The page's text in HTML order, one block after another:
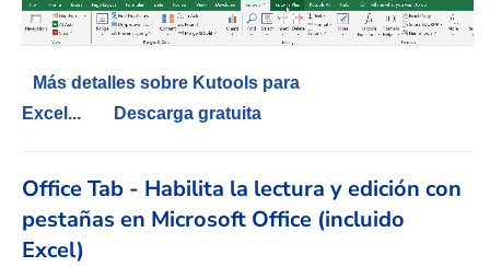
Más detalles sobre Kutools para
Excel...
Descarga gratuita
Office Tab - Habilita la lectura y edición con
pestañas en Microsoft Office (incluido
Excel)